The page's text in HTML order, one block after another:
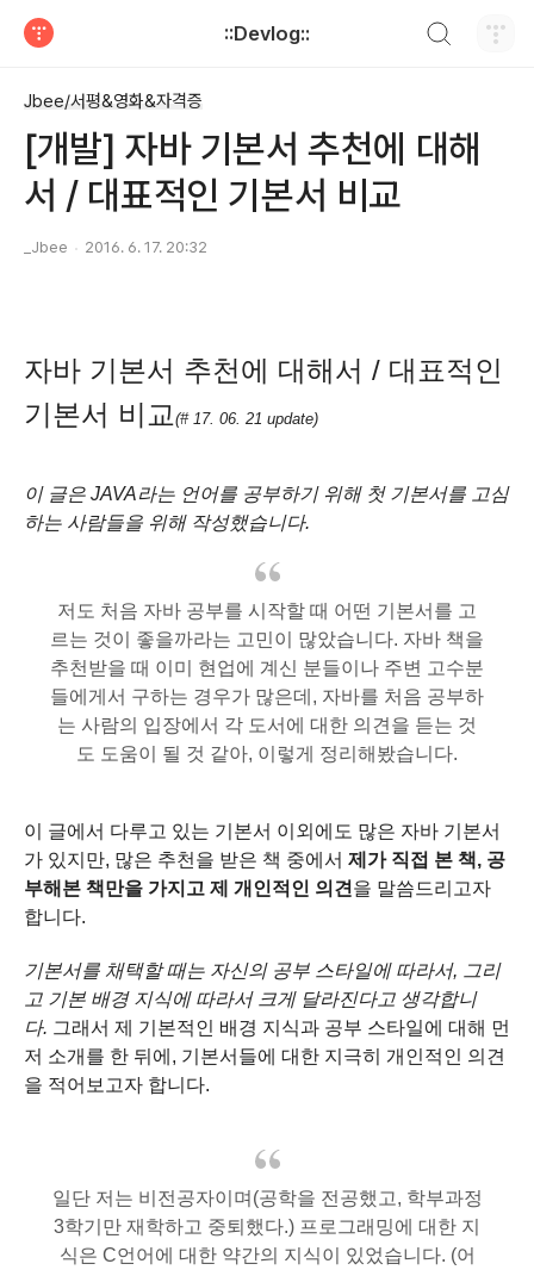
::Devlog::
Jbee/서평&영화&자격증
[개발] 자바 기본서 추천에 대해
서 / 대표적인 기본서 비교
_Jbee 2016. 6. 17. 20:32
자바 기본서 추천에 대해서 / 대표적인
기본서 비교 (# 17. 06. 21 update)
이 글은 JAVA라는 언어를 공부하기 위해 첫 기본서를 고심
하는 사람들을 위해 작성했습니다.
저도 처음 자바 공부를 시작할 때 어떤 기본서를 고
르는 것이 좋을까라는 고민이 많았습니다. 자바 책을
추천받을 때 이미 현업에 계신 분들이나 주변 고수분
들에게서 구하는 경우가 많은데, 자바를 처음 공부하
는 사람의 입장에서 각 도서에 대한 의견을 듣는 것
도 도움이 될 것 같아, 이렇게 정리해봤습니다.
이 글에서 다루고 있는 기본서 이외에도 많은 자바 기본서
가 있지만, 많은 추천을 받은 책 중에서 제가 직접 본 책, 공
부해본 책만을 가지고 제 개인적인 의견 을 말씀드리고자
합니다.
기본서를 채택할 때는 자신의 공부 스타일에 따라서, 그리
고 기본 배경 지식에 따라서 크게 달라진다고 생각합니
다. 그래서 제 기본적인 배경 지식과 공부 스타일에 대해 먼
저 소개를 한 뒤에, 기본서들에 대한 지극히 개인적인 의견
을 적어보고자 합니다.
일단 저는 비전공자이며(공학을 전공했고, 학부과정
3학기만 재학하고 중퇴했다.) 프로그래밍에 대한 지
식은 C언어에 대한 약간의 지식이 있었습니다. (어